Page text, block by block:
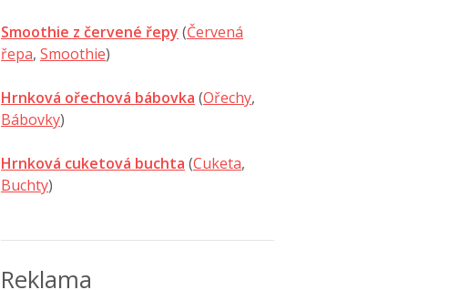
Smoothie z červené řepy (Červená
řepa, Smoothie)
Hrnková ořechová bábovka (Ořechy,
Bábovky)
Hrnková cuketová buchta (Cuketa,
Buchty)
Reklama